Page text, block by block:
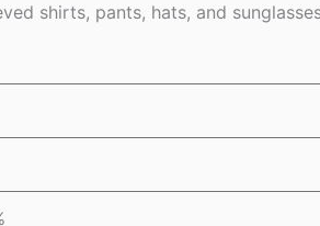
shirts, pants, hats, and